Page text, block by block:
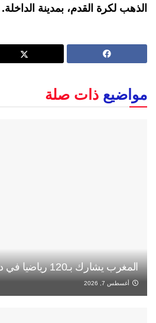
الذهب لكرة القدم، بمدينة الداخلة.
مواضيع ذات صلة
المغرب يشارك بـ120 رياضيا في دورة تارانتو 2026
أغسطس 7, 2026